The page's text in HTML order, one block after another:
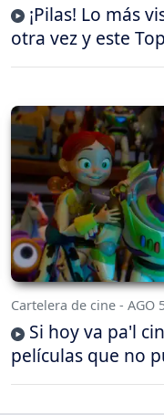
¡Pilas! Lo más
otra vez y este
Cartelera de cine - AGO
Si hoy va pa'l
películas que no